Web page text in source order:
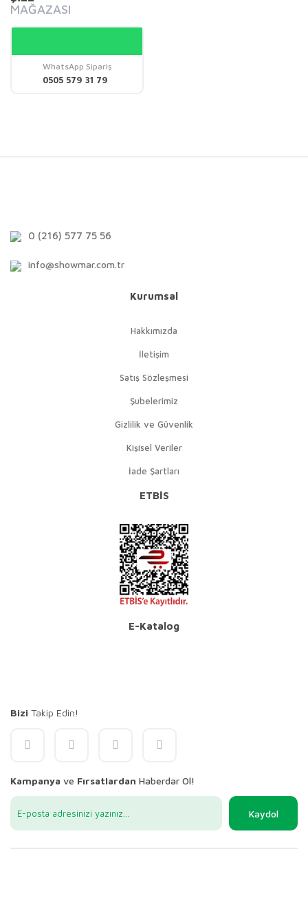
MAĞAZASI
WhatsApp Sipariş
0505 579 31 79
0 (216) 577 75 56
info@showmar.com.tr
Kurumsal
Hakkımızda
İletişim
Satış Sözleşmesi
Şubelerimiz
Gizlilik ve Güvenlik
Kişisel Veriler
İade Şartları
ETBİS
E-Katalog
Bizi Takip Edin!
Kampanya ve Fırsatlardan Haberdar Ol!
Kaydol